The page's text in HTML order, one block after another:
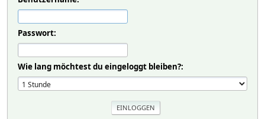
Passwort:
Wie lang möchtest du eingeloggt bleiben?: